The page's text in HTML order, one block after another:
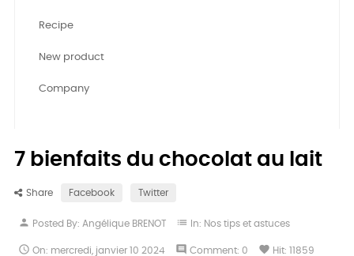
Recipe
New product
Company
7 bienfaits du chocolat au lait
Share Facebook Twitter
person Posted By: Angélique BRENOT list In: Nos tips et astuces
 On: mercredi, janvier 10 2024 comment Comment: 0 favorite Hit: 11859